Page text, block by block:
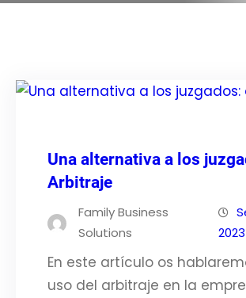
Una alternativa a los
Arbitraje
Family Business
Solutions
2023
En este artículo os
uso del arbitraje en la